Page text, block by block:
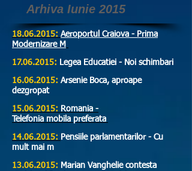
Arhiva Iunie 2015
18.06.2015: Aeroportul Craiova - Prima
Modernizare M
17.06.2015: Legea Educatiei - Noi schimbari
16.06.2015: Arsenie Boca, aproape
dezgropat
15.06.2015: Romania -
Telefonia mobila preferata
14.06.2015: Pensiile parlamentarilor - Cu
mult mai m
13.06.2015: Marian Vanghelie contesta